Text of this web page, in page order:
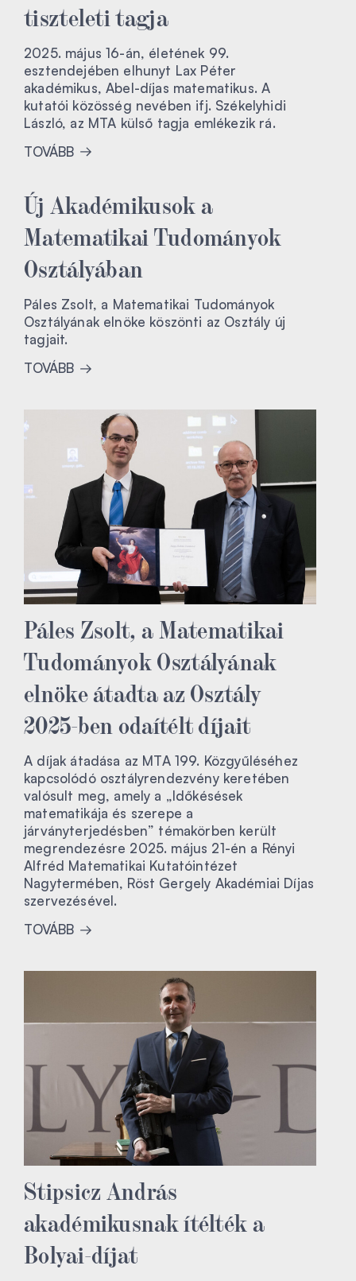
tiszteleti tagja
2025. május 16-án, életének 99.
esztendejében elhunyt Lax Péter
akadémikus, Abel-díjas matematikus. A
kutatói közösség nevében ifj. Székelyhidi
László, az MTA külső tagja emlékezik rá.
TOVÁBB
Új Akadémikusok a
Matematikai Tudományok
Osztályában
Páles Zsolt, a Matematikai Tudományok
Osztályának elnöke köszönti az Osztály új
tagjait.
TOVÁBB
Páles Zsolt, a Matematikai
Tudományok Osztályának
elnöke átadta az Osztály
2025-ben odaítélt díjait
A díjak átadása az MTA 199. Közgyűléséhez
kapcsolódó osztályrendezvény keretében
valósult meg, amely a „Időkésések
matematikája és szerepe a
járványterjedésben” témakörben került
megrendezésre 2025. május 21-én a Rényi
Alfréd Matematikai Kutatóintézet
Nagytermében, Röst Gergely Akadémiai Díjas
szervezésével.
TOVÁBB
Stipsicz András
akadémikusnak ítélték a
Bolyai-díjat